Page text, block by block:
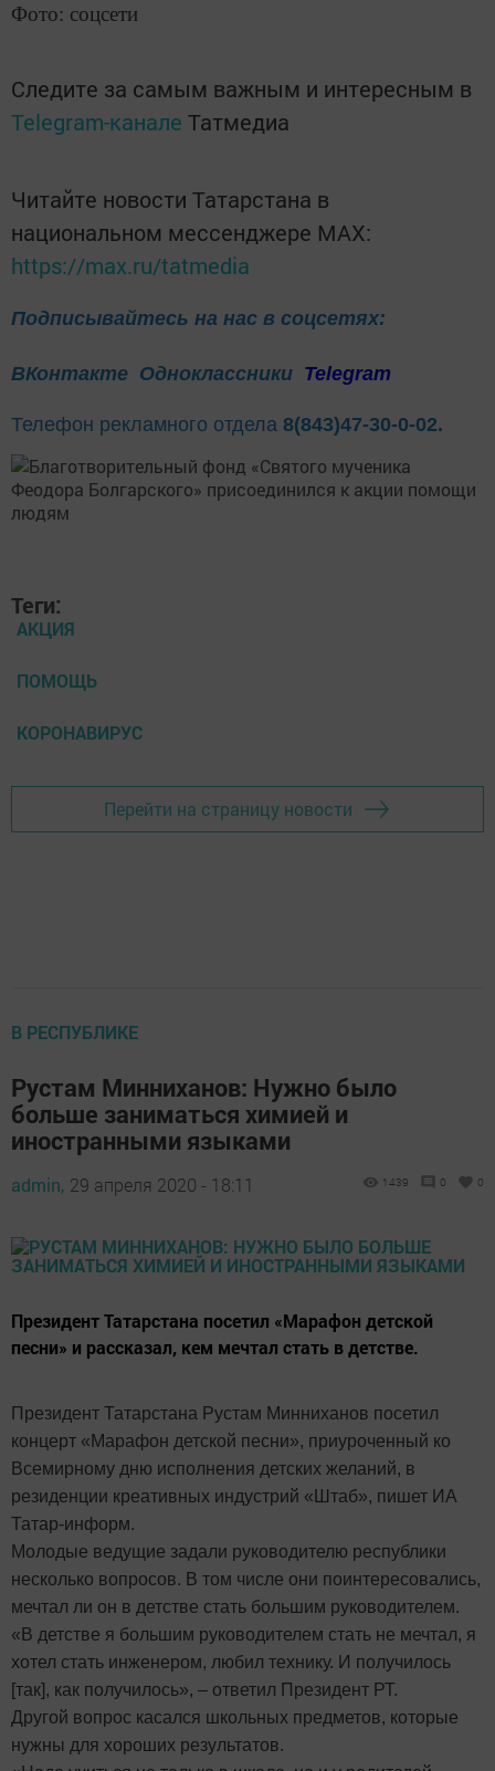
Фото: соцсети
Следите за самым важным и интересным в
Telegram-канале Татмедиа
Читайте новости Татарстана в
национальном мессенджере MАХ:
https://max.ru/tatmedia
Подписывайтесь на нас в соцсетях:
ВКонтакте Одноклассники Telegram
Телефон рекламного отдела 8(843)47-30-0-02.
Теги:
АКЦИЯ
ПОМОЩЬ
КОРОНАВИРУС
Перейти на страницу новости
В РЕСПУБЛИКЕ
Рустам Минниханов: Нужно было
больше заниматься химией и
иностранными языками
admin, 29 апреля 2020 - 18:11 1439 0 0
Президент Татарстана посетил «Марафон детской
песни» и рассказал, кем мечтал стать в детстве.
Президент Татарстана Рустам Минниханов посетил
концерт «Марафон детской песни», приуроченный ко
Всемирному дню исполнения детских желаний, в
резиденции креативных индустрий «Штаб», пишет ИА
Татар-информ.
Молодые ведущие задали руководителю республики
несколько вопросов. В том числе они поинтересовались,
мечтал ли он в детстве стать большим руководителем.
«В детстве я большим руководителем стать не мечтал, я
хотел стать инженером, любил технику. И получилось
[так], как получилось», – ответил Президент РТ.
Другой вопрос касался школьных предметов, которые
нужны для хороших результатов.